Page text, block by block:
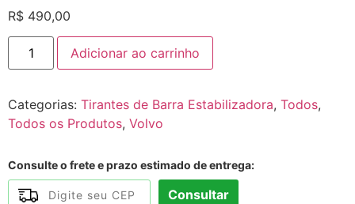
R$ 490,00
Adicionar ao carrinho
Categorias: Tirantes de Barra Estabilizadora, Todos,
Todos os Produtos, Volvo
Consulte o frete e prazo estimado de entrega:
Consultar